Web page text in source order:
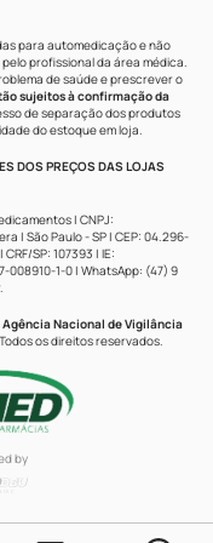
para automedicação e não
profissional da área médica.
de saúde e prescrever o
sujeitos à confirmação da
de separação dos produtos
do estoque em loja.
DOS PREÇOS DAS LOJAS
| CNPJ:
| São Paulo - SP | CEP: 04.296-
SP: 107393 | IE:
008910-1-0 | WhatsApp: (47) 9
.
Nacional de Vigilância
os direitos reservados.
by